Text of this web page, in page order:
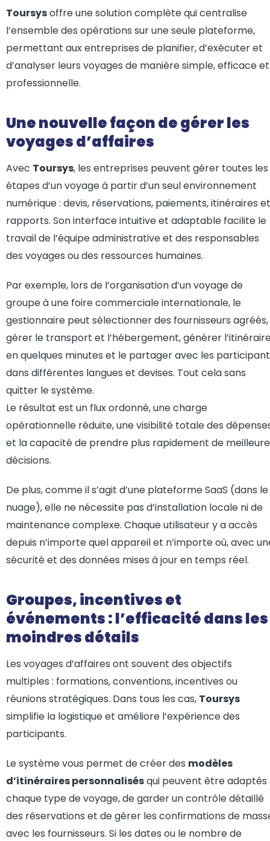
Toursysoffre une solution complète qui centralise
l’ensemble des opérations sur une seule plateforme,
permettant aux entreprises de planifier, d’exécuter et
d’analyser leurs voyages de manière simple, efficace et
professionnelle.
Une nouvelle façon de gérer les
voyages d’affaires
Avec Toursys, les entreprises peuvent gérer toutes les
étapes d’un voyage à partir d’un seul environnement
numérique : devis, réservations, paiements, itinéraires et
rapports. Son interface intuitive et adaptable facilite le
travail de l’équipe administrative et des responsables
des voyages ou des ressources humaines.
Par exemple, lors de l’organisation d’un voyage de
groupe à une foire commerciale internationale, le
gestionnaire peut sélectionner des fournisseurs agréés,
gérer le transport et l’hébergement, générer
en quelques minutes et le partager avec les
dans différentes langues et devises. Tout cela sans
quitter le système.
Le résultat est un flux ordonné, une charge
opérationnelle réduite, une visibilité totale des
et la capacité de prendre plus rapidement de
décisions.
De plus, comme il s’agit d’une plateforme SaaS (dans le
nuage), elle ne nécessite pas d’installation locale ni de
maintenance complexe. Chaque utilisateur y a accès
depuis n’importe quel appareil et n’importe où, avec
sécurité et des données mises à jour en temps réel.
Groupes, incentives et
événements : l’efficacité dans les
moindres détails
Les voyages d’affaires ont souvent des objectifs
multiples : formations, conventions, incentives ou
réunions stratégiques. Dans tous les cas, Toursys
simplifie la logistique et améliore l’expérience des
participants.
Le système vous permet de créer des modèles
d’itinéraires personnalisésqui peuvent être adaptés
chaque type de voyage, de garder un contrôle détaillé
des réservations et de gérer les confirmations de
avec les fournisseurs. Si les dates ou le nombre de